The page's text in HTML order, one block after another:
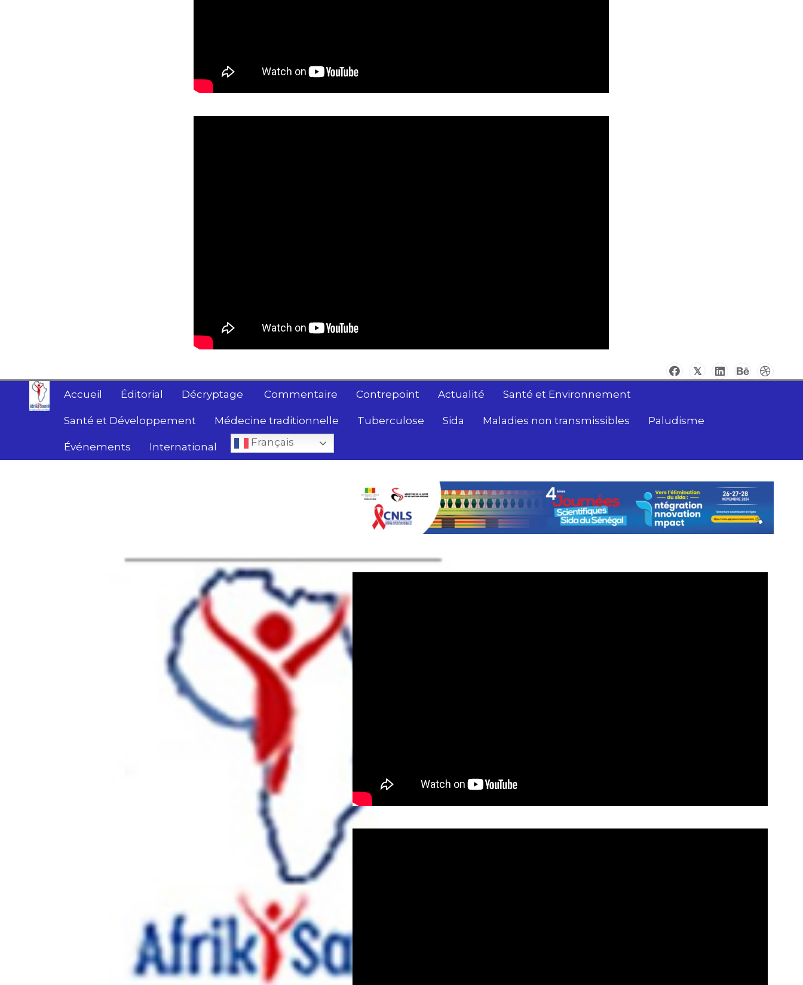
Accueil Éditorial Décryptage Commentaire Contrepoint Actualité Santé et Environnement
Santé et Développement Médecine traditionnelle Tuberculose Sida Maladies non transmissibles Paludisme
Événements International Français